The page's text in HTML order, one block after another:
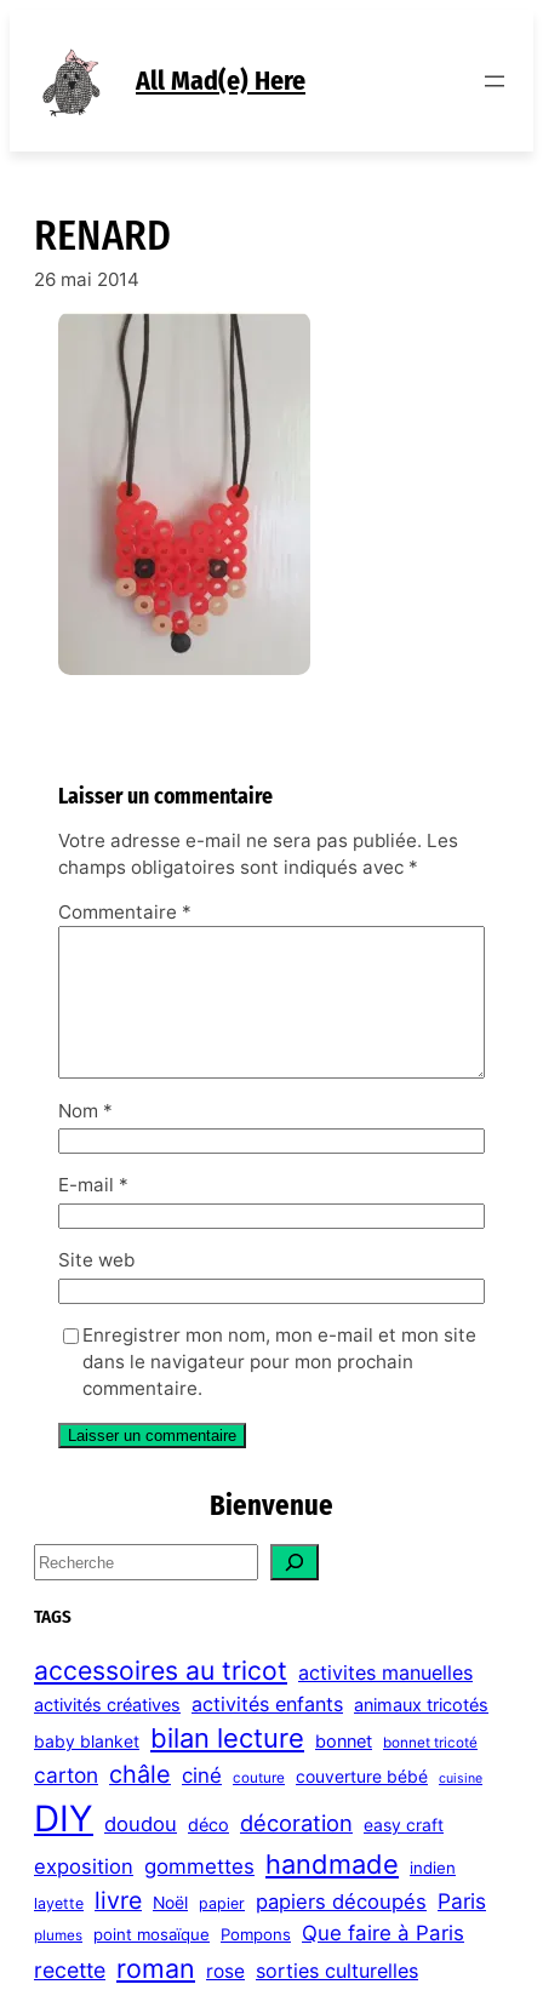
contenu
All Mad(e) Here
RENARD
26 mai 2014
Laisser un commentaire
Votre adresse e-mail ne sera pas publiée. Les
champs obligatoires sont indiqués avec *
Commentaire *
Nom *
E-mail *
Site web
Enregistrer mon nom, mon e-mail et mon site
dans le navigateur pour mon prochain
commentaire.
Bienvenue
S
e
a
c
h
TAGS
accessoires au tricot activites manuelles
activités créatives activités enfants animaux tricotés
baby blanket bilan lecture bonnet bonnet tricoté
carton châle ciné couture couverture bébé cuisine
DIY doudou déco décoration easy craft
exposition gommettes handmade indien
layette livre Noël papier papiers découpés Paris
plumes point mosaïque Pompons Que faire à Paris
recette roman rose sorties culturelles